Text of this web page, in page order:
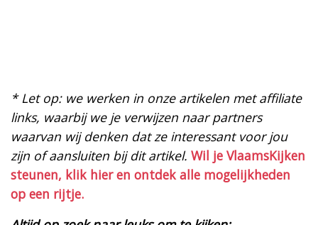
* Let op: we werken in onze artikelen met affiliate
links, waarbij we je verwijzen naar partners
waarvan wij denken dat ze interessant voor jou
zijn of aansluiten bij dit artikel. Wil je VlaamsKijken
steunen, klik hier en ontdek alle mogelijkheden
op een rijtje.